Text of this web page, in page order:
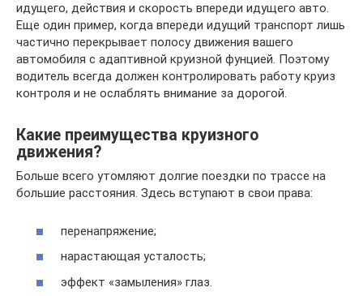
идущего, действия и скорость впереди идущего авто.
Еще один пример, когда впереди идущий транспорт лишь
частично перекрывает полосу движения вашего
автомобиля с адаптивной круизной фунцией. Поэтому
водитель всегда должен контролировать работу круиз
контроля и не ослаблять внимание за дорогой.
Какие преимущества круизного
движения?
Больше всего утомляют долгие поездки по трассе на
большие расстояния. Здесь вступают в свои права:
перенапряжение;
нарастающая усталость;
эффект «замыления» глаз.